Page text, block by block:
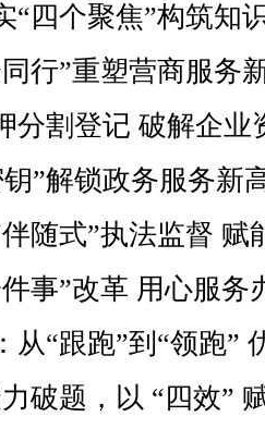
“四个聚焦”构筑知
行”重塑营商服务
分割登记 破解企业
”解锁政务服务新
随式”执法监督 赋
事”改革 用心服务
从“跟跑”到“领跑”
破题，以 “四效”